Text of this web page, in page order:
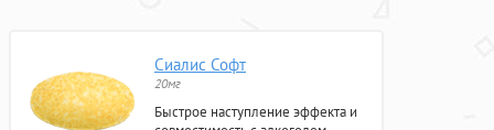
Сиалис Софт
20мг
Быстрое наступление эффекта и